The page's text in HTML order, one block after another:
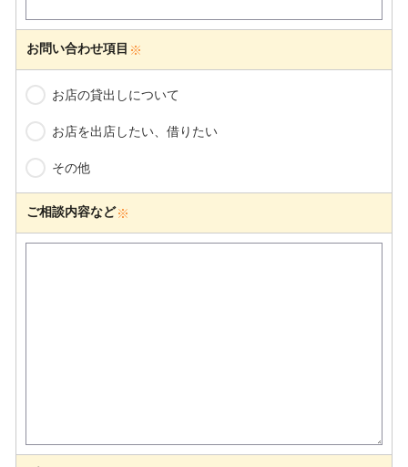
お問い合わせ項目
お店の貸出しについて
お店を出店したい、借りたい
その他
ご相談内容など